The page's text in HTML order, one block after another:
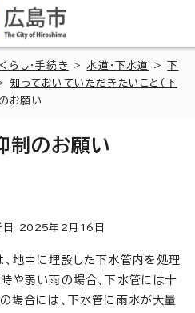
くらし・手続き >水道・下水道 >下
知っておいていただきたいこと（下
お願い
制のお願い
2025年2月 16 日
地中に埋設した下水管内を処理
や弱い雨の場合、下水管には十
場合には、下水管に雨水が大量